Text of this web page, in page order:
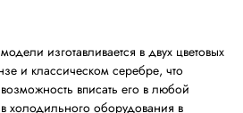
изготавливается в двух цветовых
и классическом серебре, что
вписать его в любой
холодильного оборудования в